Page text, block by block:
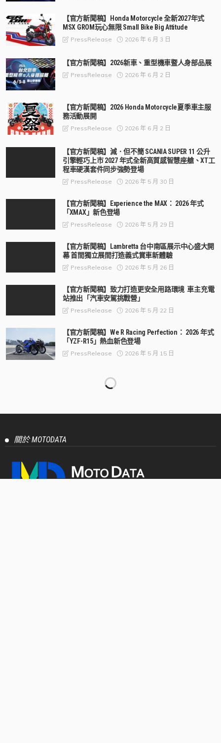
【官方新聞稿】Honda Motorcycle 全新2027年式
MSX GROM玩心無限 Small Bike Big Attitude
PressRelease 2026 年 6 月 3 日
【官方新聞稿】2026新車、重型機車暨人身部品展
PressRelease 2026 年 6 月 2 日
【官方新聞稿】2026 Honda Motorcycle夏季車主服
務活動展開
PressRelease 2026 年 6 月 2 日
【官方新聞稿】減．但不簡 SCANIA SUPER 11 公升
引擎輕巧上市 2027 年式全新高質感智慧座艙、XT工
程車硬漢套件同步強勢登場
PressRelease 2026 年 5 月 30 日
【官方新聞稿】Experience the MAX： 2026 年式
「XMAX」新色登場
PressRelease 2026 年 5 月 29 日
【官方新聞稿】Lambretta 台中南區展示中心盛大開
幕 首間獨立展間打造義式賞車新體驗
PressRelease 2026 年 5 月 26 日
【官方新聞稿】致力打造更安全用路環境 車主充電
站推出「汽車安駕挑戰營」
PressRelease 2026 年 5 月 22 日
【官方新聞稿】We R Racing Perfection： 2026 年式
「YZF-R15」熱血新色登場
PressRelease 2026 年 5 月 15 日
【官方新聞稿】從賽道到街道：承襲TSR廠隊設計
語彙， 「CYGNUS X」極鋒銀 新色上市
場！
【官方新聞稿】Honda Motorcycle 全新2026年式